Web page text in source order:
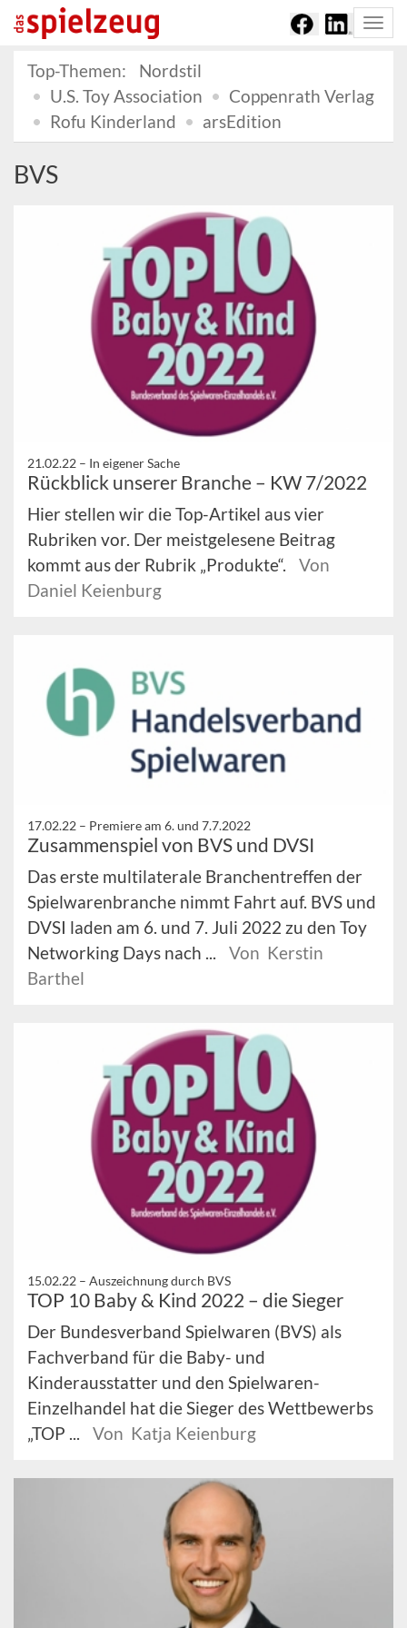
Top-Themen:
Nordstil
U.S. Toy Association
Coppenrath Verlag
Rofu Kinderland
arsEdition
BVS
21.02.22 – In eigener Sache
Rückblick unserer Branche – KW 7/2022
Hier stellen wir die Top-Artikel aus vier
Rubriken vor. Der meistgelesene Beitrag
kommt aus der Rubrik „Produkte“.
Von
Daniel Keienburg
17.02.22 – Premiere am 6. und 7.7.2022
Zusammenspiel von BVS und DVSI
Das erste multilaterale Branchentreffen der
Spielwarenbranche nimmt Fahrt auf. BVS und
DVSI laden am 6. und 7. Juli 2022 zu den Toy
Networking Days nach ...
Von Kerstin
Barthel
15.02.22 – Auszeichnung durch BVS
TOP 10 Baby & Kind 2022 – die Sieger
Der Bundesverband Spielwaren (BVS) als
Fachverband für die Baby- und
Kinderausstatter und den Spielwaren-
Einzelhandel hat die Sieger des Wettbewerbs
„TOP ...
Von Katja Keienburg